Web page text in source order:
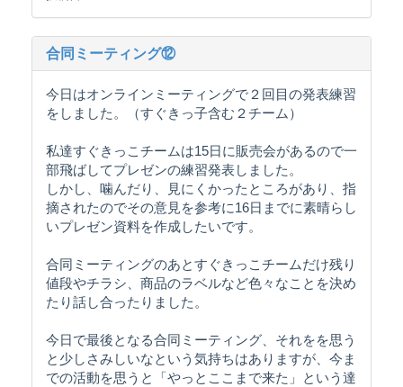
合同ミーティング⑫
今日はオンラインミーティングで２回目の発表練習
をしました。（すぐきっ子含む２チーム）
私達すぐきっこチームは15日に販売会があるので一
部飛ばしてプレゼンの練習発表しました。
しかし、噛んだり、見にくかったところがあり、指
摘されたのでその意見を参考に16日までに素晴らし
いプレゼン資料を作成したいです。
合同ミーティングのあとすぐきっこチームだけ残り
値段やチラシ、商品のラベルなど色々なことを決め
たり話し合ったりました。
今日で最後となる合同ミーティング、それをを思う
と少しさみしいなという気持ちはありますが、今ま
での活動を思うと「やっとここまで来た」という達